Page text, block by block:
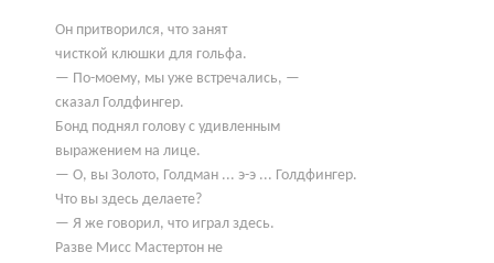
Он притворился, что занят
чисткой клюшки для гольфа.
— По-моему, мы уже встречались, —
сказал Голдфингер.
Бонд поднял голову с удивленным
выражением на лице.
— О, вы Золото, Голдман ... э-э ... Голдфингер.
Что вы здесь делаете?
— Я же говорил, что играл здесь.
Разве Мисс Мастертон не